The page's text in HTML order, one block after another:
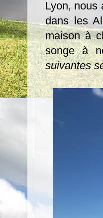
Lyon, nous
dans les
maison à
songe à
suivantes